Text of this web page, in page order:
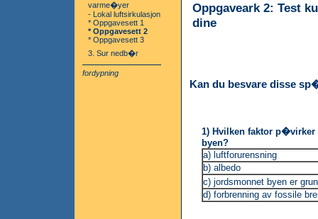
varme�yer
- Lokal luftsirkulasjon
* Oppgavesett 1
* Oppgavesett 2
* Oppgavesett 3
3. Sur nedb�r
fordypning
Oppgaveark 2: Test
dine
Kan du besvare disse
1) Hvilken faktor p�virker
byen?
a) luftforurensning
b) albedo
c) jordsmonnet byen er
d) forbrenning av fossile